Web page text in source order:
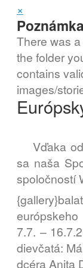
×
There was
the folder
contains
images/
Vďaka
sa naša
spoločností
7.7. –
dievčatá:
dcéra Anita